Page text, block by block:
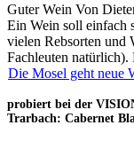
Guter Wein Von
Ein Wein soll einfach
vielen Rebsorten und
Fachleuten natürlich).
Die Mosel geht neue
probiert bei der
Trarbach: Cabernet